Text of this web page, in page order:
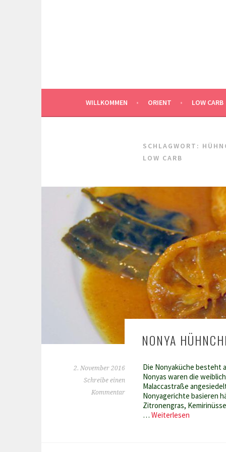
WILLKOMMEN ORIENT LOW CARB
SCHLAGWORT:
LOW CARB
NONYA
2. November 2016
Schreibe einen
Kommentar
Die Nonyaküche besteht
Nonyas waren die
Malaccastraße
Nonyagerichte basieren
Zitronengras,
… Weiterlesen